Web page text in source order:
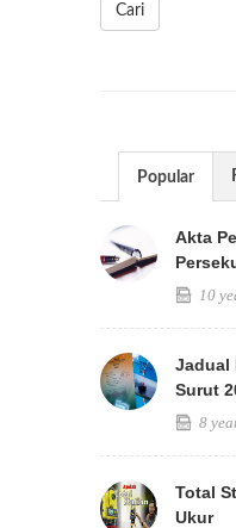
Cari
Popular
Akta
10
Jadual
Surut
8
Total
Ukur